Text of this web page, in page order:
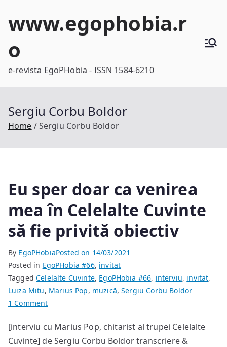
www.egophobia.r
o
e-revista EgoPHobia - ISSN 1584-6210
Sergiu Corbu Boldor
Home Sergiu Corbu Boldor
Eu sper doar ca venirea
mea în Celelalte Cuvinte
să fie privită obiectiv
By EgoPHobiaPosted on 14/03/2021
Posted in EgoPHobia #66, invitat
TaggedCelelalte Cuvinte, EgoPHobia #66, interviu, invitat,
Luiza Mitu, Marius Pop, muzică,Sergiu Corbu Boldor
1 Commenton
sper
doar
[interviu cu Marius Pop, chitarist al trupei Celelalte
Cuvinte] de Sergiu Corbu Boldor transcriere &